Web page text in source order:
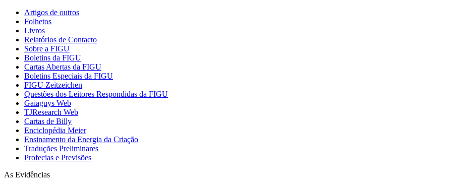
Artigos de outros
Folhetos
Livros
Relatórios de Contacto
Sobre a FIGU
Boletins da FIGU
Cartas Abertas da FIGU
Boletins Especiais da FIGU
FIGU Zeitzeichen
Questões dos Leitores Respondidas da FIGU
Gaiaguys Web
TJResearch Web
Cartas de Billy
Enciclopédia Meier
Ensinamento da Energia da Criação
Traduções Preliminares
Profecias e Previsões
As Evidências